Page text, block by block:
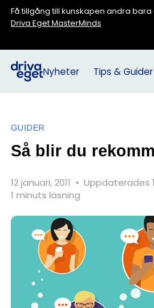
Få tillgång till kunskapen andra
Driva Eget MasterMinds
Nyheter Tips & Guider
GUIDER
Så blir du
12 januari, 2011 • Uppdaterades
1 minuts läsning